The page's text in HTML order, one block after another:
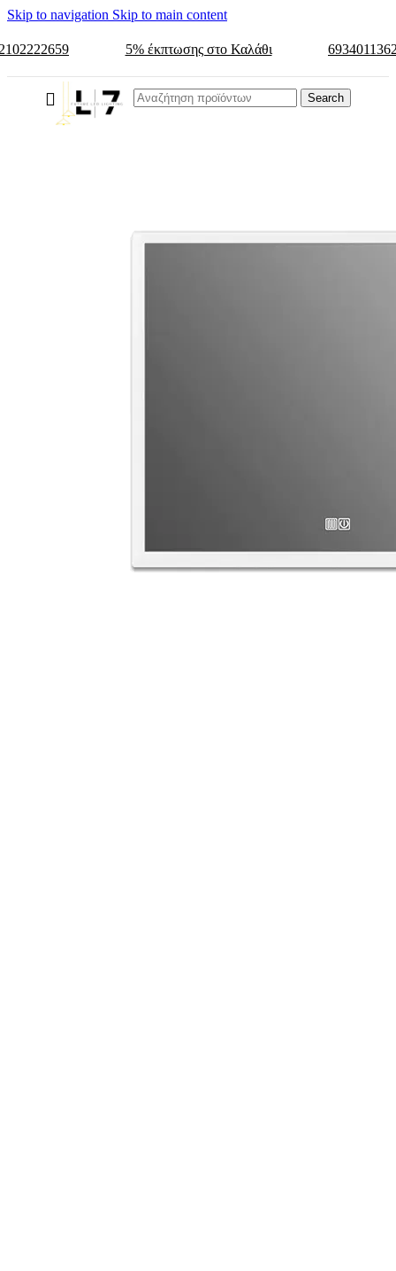
Skip to navigation Skip to main content
5% έκπτωσης στο Καλάθι
Search